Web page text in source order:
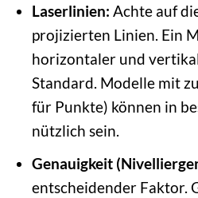
Laserlinien: Achte auf
projizierten Linien. Ein
horizontaler und
Standard. Modelle mit
für Punkte) können in
nützlich sein.
Genauigkeit
entscheidender Faktor.